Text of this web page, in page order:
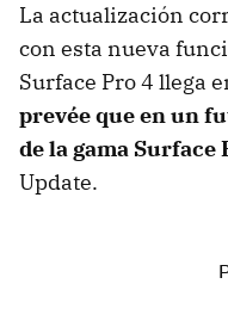
La actualización
con esta nueva
Surface Pro 4 llega
prevée que en un
de la gama Surface
Update.